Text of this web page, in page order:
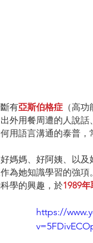
有亞斯伯格症 （高
外用餐周遭的人說
用語言溝通的泰普，
媽媽、好阿姨、以
為她知識學習的強
學的興趣，於1989
https://